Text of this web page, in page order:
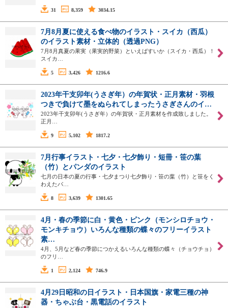
31 8,359 3034.15
7月8月夏に使える食べ物のイラスト・スイカ（西瓜）
のイラスト素材・立体的（透過PNG）
7月8月真夏の果実（果実的野菜）といえばすいか（スイカ・西瓜）！
スイカ…
5 3,426 1216.6
2023年干支卯年(うさぎ年）の年賀状・正月素材・羽根
つきで負けて墨をぬられてしまったうさぎさんのイ…
2023年干支卯年(うさぎ年）の年賀状・正月素材を作成致しました。
正月…
9 5,102 1817.2
7月行事イラスト・七夕・七夕飾り・短冊・笹の葉
（竹）とパンダのイラスト
七月の日本の夏の行事・七夕まつり七夕飾り・笹の葉（竹）と笹をく
わえたパ…
8 3,639 1301.65
4月・春の季節に白・黄色・ピンク（モンシロチョウ・
モンキチョウ）いろんな種類の蝶々のフリーイラスト
素…
4月、5月など春の季節につかえるいろんな種類の蝶々（チョウチョ）
のフリ…
1 2,124 746.9
4月29日昭和の日イラスト・日本国旗・家電三種の神
器・ちゃぶ台・黒電話のイラスト